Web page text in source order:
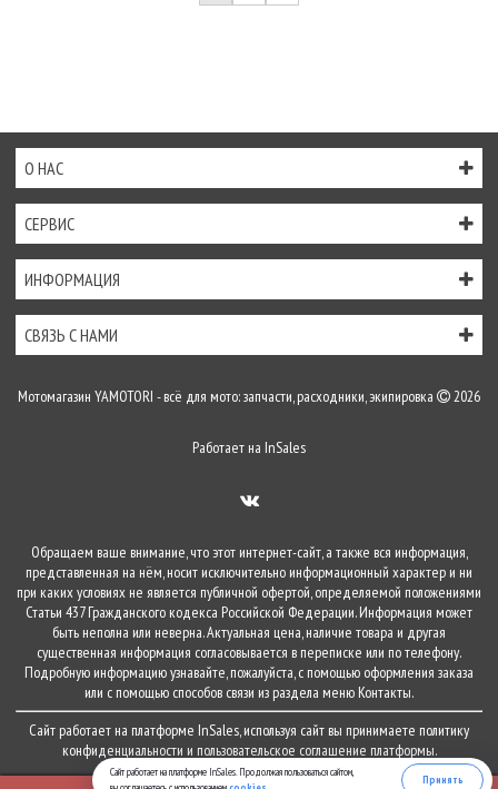
О НАС
СЕРВИС
ИНФОРМАЦИЯ
СВЯЗЬ С НАМИ
Мотомагазин YAMOTORI - всё для мото: запчасти, расходники, экипировка 2026
Работает на InSales
Обращаем ваше внимание, что этот интернет-сайт, а также вся информация,
представленная на нём, носит исключительно информационный характер и ни
при каких условиях не является публичной офертой, определяемой положениями
Статьи 437 Гражданского кодекса Российской Федерации. Информация может
быть неполна или неверна. Актуальная цена, наличие товара и другая
существенная информация согласовывается в переписке или по телефону.
Подробную информацию узнавайте, пожалуйста, с помощью оформления заказа
или с помощью способов связи из раздела меню Контакты.
Сайт работает на платформе InSales, используя сайт вы принимаете политику
конфиденциальности и пользовательское соглашение платформы.
Сайт работает на платформе InSales. Продолжая пользоваться сайтом,
Принять